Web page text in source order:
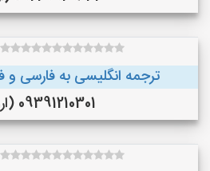
ترجمه انگلیسی به فارسی و
09391210301 (ارومیه)